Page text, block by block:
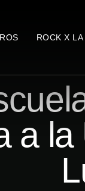
ROCK X LA
a